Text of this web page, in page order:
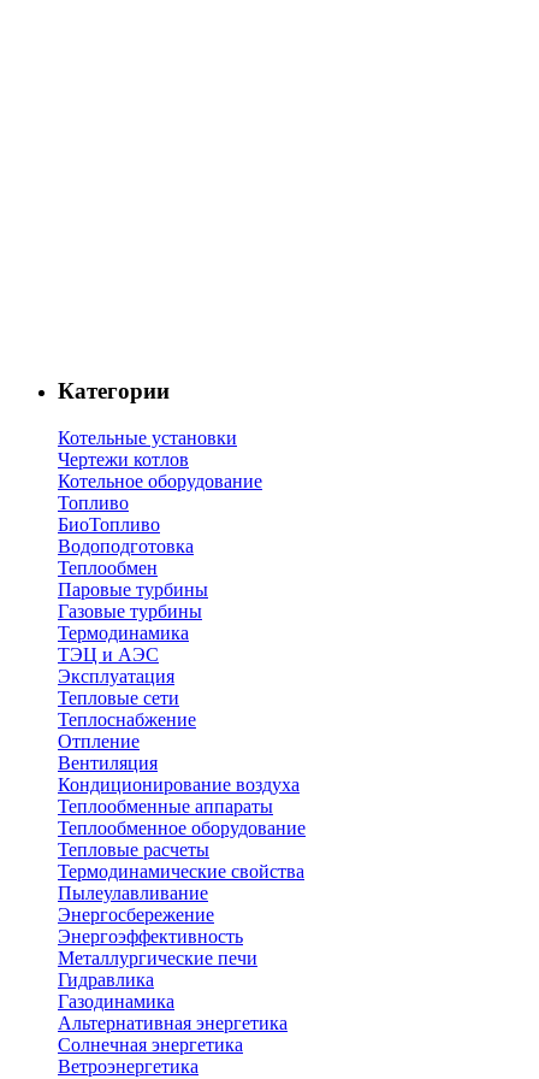
Категории
Котельные установки
Чертежи котлов
Котельное оборудование
Топливо
БиоТопливо
Водоподготовка
Теплообмен
Паровые турбины
Газовые турбины
Термодинамика
ТЭЦ и АЭС
Эксплуатация
Тепловые сети
Теплоснабжение
Отпление
Вентиляция
Кондиционирование воздуха
Теплообменные аппараты
Теплообменное оборудование
Тепловые расчеты
Термодинамические свойства
Пылеулавливание
Энергосбережение
Энергоэффективность
Металлургические печи
Гидравлика
Газодинамика
Альтернативная энергетика
Солнечная энергетика
Ветроэнергетика